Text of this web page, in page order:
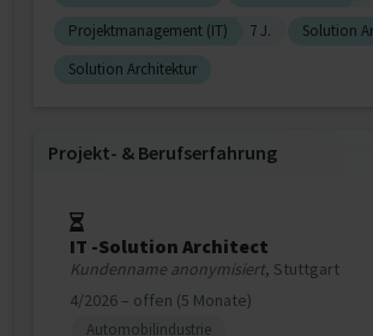
Projektmanagement (IT)
7 J.
Solution
Solution Architektur
Projekt‐ & Berufserfahrung
IT -Solution Architect
Kundenname anonymisiert, Stuttgart
4/2026 – offen (5 Monate)
Automobilindustrie